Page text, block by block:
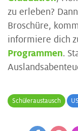
zu erleben?
Broschüre,
informiere dich
Programmen.
Schüleraustausch